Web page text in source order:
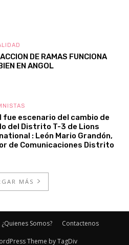
DE RAMAS FUNCIONA
EN ANGOL
fue escenario del cambio de
del Distrito T-3 de Lions
: León Mario Grandón,
de Comunicaciones Distrito
MÁS
¿Quienes Somos? Contactenos
Theme by TagDiv